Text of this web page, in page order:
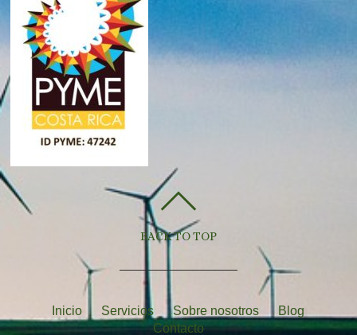
BACK TO TOP
Inicio Servicios Sobre nosotros
Blog
Contacto